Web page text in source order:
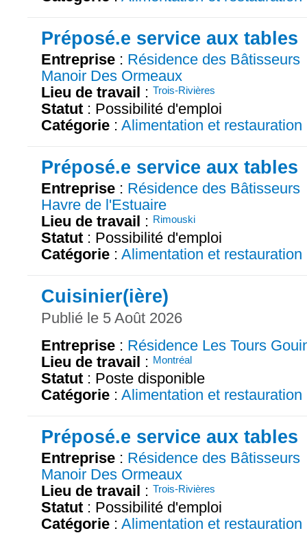
Préposé.e service aux tables
Entreprise : Résidence des Bâtisseurs
Manoir Des Ormeaux
Lieu de travail : Trois-Rivières
Statut : Possibilité d'emploi
Catégorie : Alimentation et restauration
Préposé.e service aux tables
Entreprise : Résidence des Bâtisseurs
Havre de l'Estuaire
Lieu de travail : Rimouski
Statut : Possibilité d'emploi
Catégorie : Alimentation et restauration
Cuisinier(ière)
Publié le 5 Août 2026
Entreprise : Résidence Les Tours
Lieu de travail : Montréal
Statut : Poste disponible
Catégorie : Alimentation et restauration
Préposé.e service aux tables
Entreprise : Résidence des Bâtisseurs
Manoir Des Ormeaux
Lieu de travail : Trois-Rivières
Statut : Possibilité d'emploi
Catégorie : Alimentation et restauration